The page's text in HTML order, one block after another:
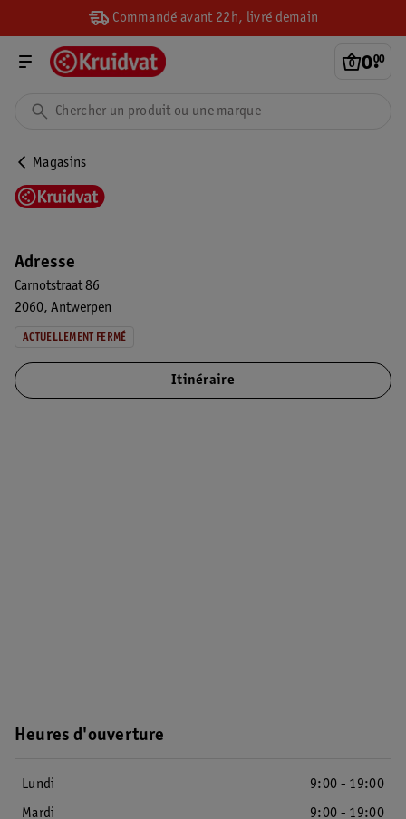
Commandé avant 22h, livré demain
0.
00
Magasins
Adresse
Carnotstraat 86
2060 Antwerpen
ACTUELLEMENT FERMÉ
Itinéraire
Heures d'ouverture
Lundi
9:00 - 19:00
Mardi
9:00 - 19:00